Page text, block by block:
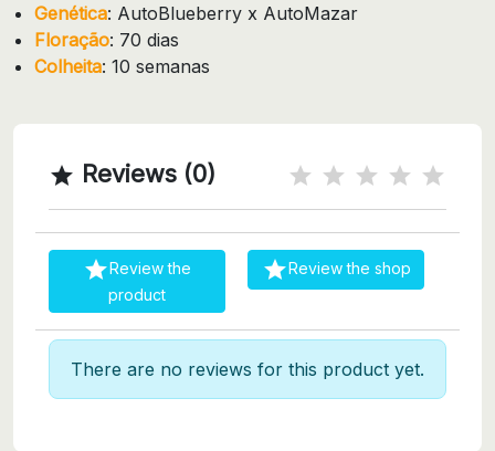
Genética: AutoBlueberry x AutoMazar
Floração: 70 dias
Colheita: 10 semanas
 Reviews (0)
Review the
product
Review the shop
There are no reviews for this product yet.